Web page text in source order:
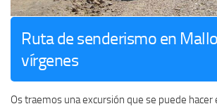
Ruta de senderismo en
vírgenes
Os traemos una excursión que se puede hacer